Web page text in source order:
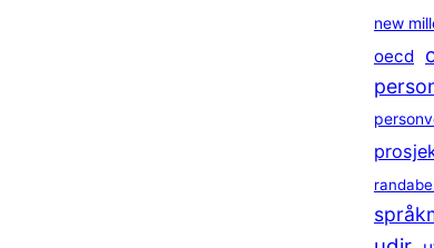
new
oecd